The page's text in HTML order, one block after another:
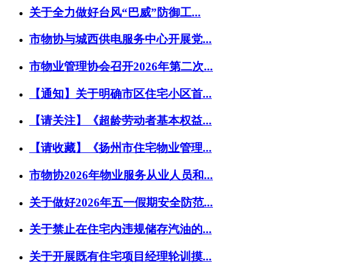
关于全力做好台风“巴威”防御工...
市物协与城西供电服务中心开展党...
市物业管理协会召开2026年第二次...
【通知】关于明确市区住宅小区首...
【请关注】《超龄劳动者基本权益...
【请收藏】《扬州市住宅物业管理...
市物协2026年物业服务从业人员和...
关于做好2026年五一假期安全防范...
关于禁止在住宅内违规储存汽油的...
关于开展既有住宅项目经理轮训摸...